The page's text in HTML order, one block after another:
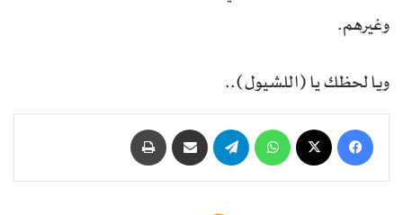
وغيرهم.
ويا لحظك يا (اللشيول)..